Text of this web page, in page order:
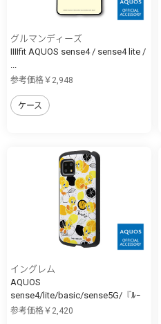
グルマンディーズ
IIIIfit AQUOS sense4 / sense4 lite /
...
参考価格￥2,948
ケース
イングレム
AQUOS
sense4/lite/basic/sense5G/『ﾙｰ
ﾆ...
参考価格￥2,420